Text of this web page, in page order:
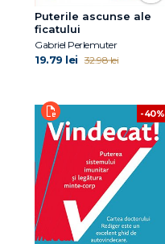
Puterile ascunse ale
ficatului
Gabriel Perlemuter
19.79 lei 32.98 lei
-40%